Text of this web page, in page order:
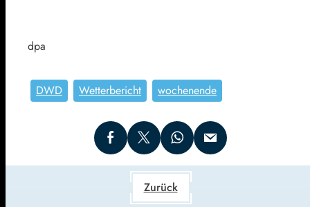
dpa
DWD Wetterbericht wochenende
Zurück